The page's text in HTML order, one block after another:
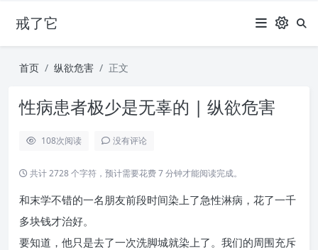
戒了它
首页 纵欲危害 正文
性病患者极少是无辜的 | 纵欲危害
108次阅读 没有评论
共计 2728 个字符，预计需要花费 7 分钟才能阅读完成。
和末学不错的一名朋友前段时间染上了急性淋病，花了一千
多块钱才治好。
要知道，他只是去了一次洗脚城就染上了。我们的周围充斥